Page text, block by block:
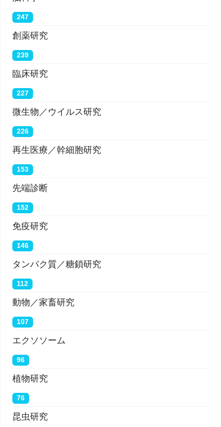
247
創薬研究
239
臨床研究
227
微生物／ウイルス研究
226
再生医療／幹細胞研究
153
先端診断
152
免疫研究
146
タンパク質／糖鎖研究
112
動物／家畜研究
107
エクソソーム
96
植物研究
76
昆虫研究